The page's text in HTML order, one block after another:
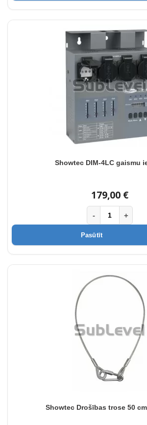
Showtec DIM-4LC gaismu
179,00 €
- +
Pasūtīt
Showtec Drošības trose 50